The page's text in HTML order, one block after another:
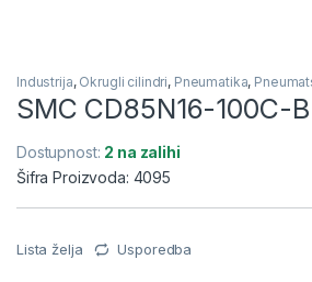
Industrija, Okrugli cilindri, Pneumatika,
SMC CD85N16-100C-B
Dostupnost: 2 na zalihi
Šifra Proizvoda: 4095
Lista želja Usporedba